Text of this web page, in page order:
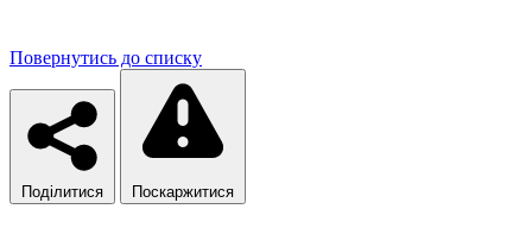
Повернутись до списку
Поділитися Поскаржитися